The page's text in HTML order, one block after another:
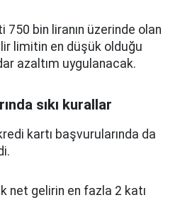
bin liranın üzerinde olan
limitin en düşük olduğu
azaltım uygulanacak.
sıkı kurallar
kartı başvurularında da
net gelirin en fazla 2 katı